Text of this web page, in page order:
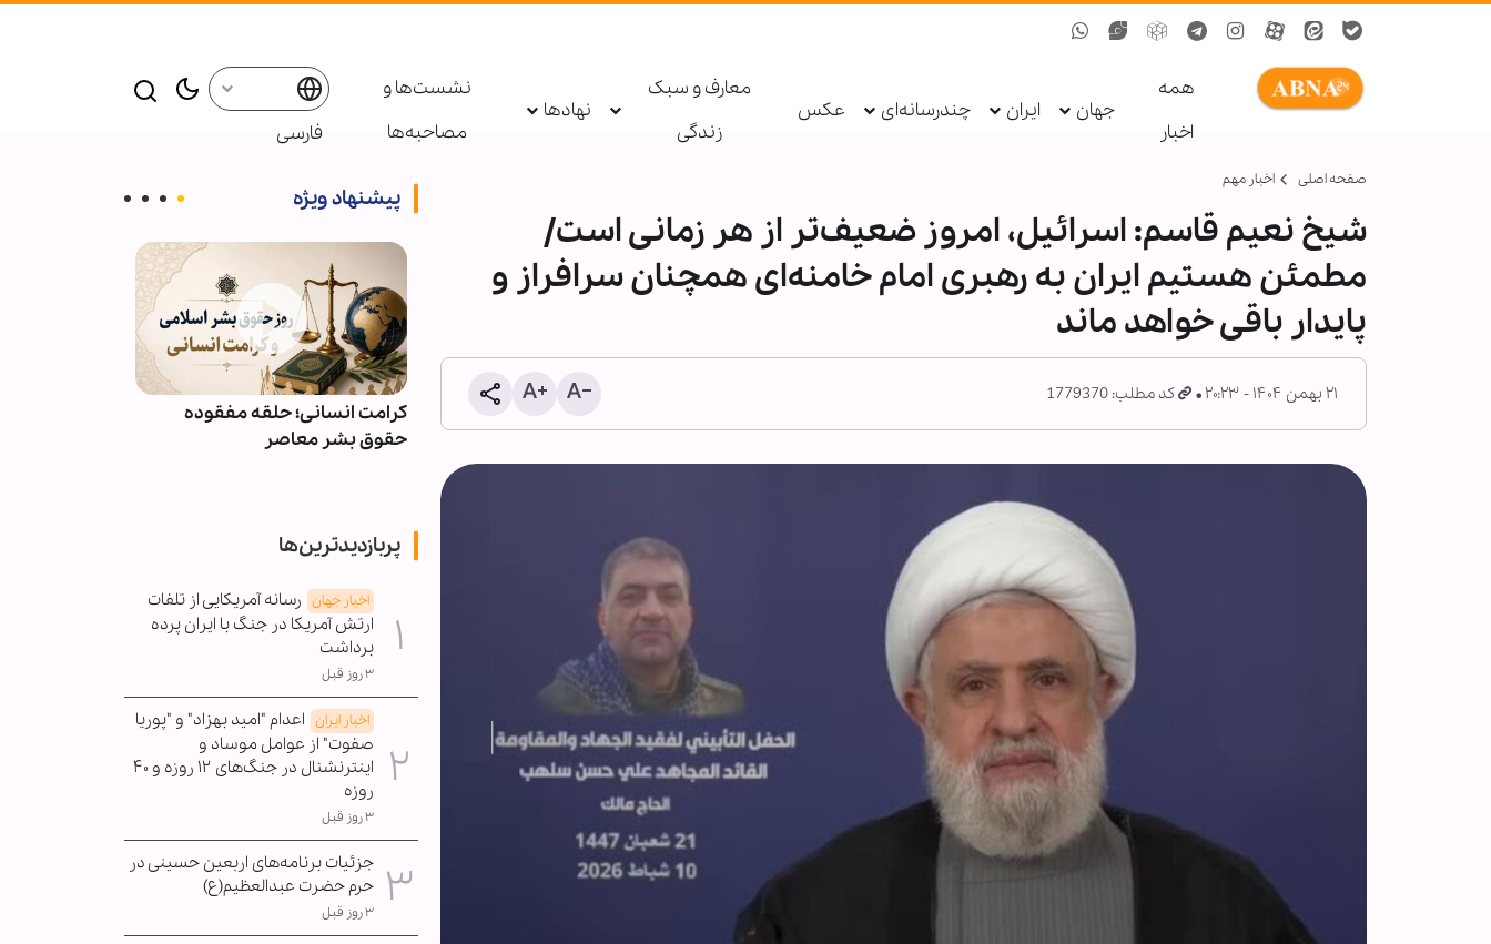
همه
اخبار
جهان ایران چندرسانه‌ای عکس
معارف و سبک
زندگی
نهادها
نشست‌ها و
مصاحبه‌ها
فارسی
صفحه اصلی اخبار مهم
شیخ نعیم قاسم: اسرائیل، امروز ضعیف‌تر از هر زمانی است/
مطمئن هستیم ایران به رهبری امام خامنه‌ای همچنان سرافراز و
پایدار باقی خواهد ماند
۲۱ بهمن ۱۴۰۴ - ۲۰:۲۳ کد مطلب: 1779370
پیشنهاد ویژه
اطعام روزانه ۱۰ هزار زائر در موکب
حسینی
کرامت انسانی؛ حلقه مفقوده
حقوق بشر معاصر
پربازدیدترین‌ها
اخبار جهان رسانه آمریکایی از تلفات
ارتش آمریکا در جنگ با ایران پرده
برداشت
۳ روز قبل
اخبار ایران اعدام "امید بهزاد" و "پوریا
صفوت" از عوامل موساد و
اینترنشنال در جنگ‌های ۱۲ روزه و ۴۰
روزه
۳ روز قبل
جزئیات برنامه‌های اربعین حسینی در
حرم حضرت عبدالعظیم(ع)
۳ روز قبل